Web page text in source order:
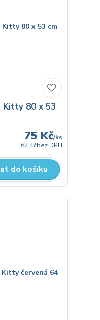
Kitty 80 x 53
75 Kč/ks
62 Kčbez DPH
do košíku